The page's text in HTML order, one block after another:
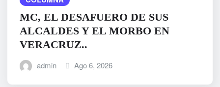
MC, EL DESAFUERO DE SUS
ALCALDES Y EL MORBO EN
VERACRUZ..
admin Ago 6, 2026